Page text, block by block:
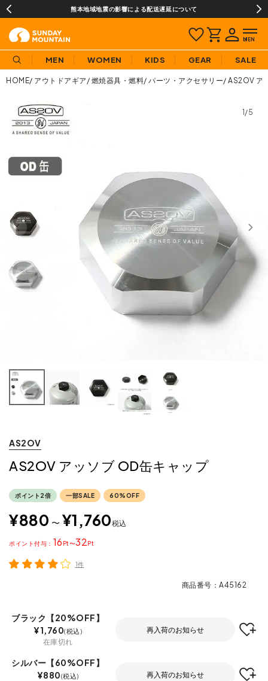
熊本地域地震の影響による配送遅延について
MEN WOMEN KIDS GEAR SALE
HOME アウトドアギア 燃焼器具・燃料 パーツ・アクセサリー AS2OV ア
1/5
AS2OV
AS2OV アッソブ OD缶キャップ
ポイント2倍 一部SALE 60%OFF
¥880 〜 ¥1,760税込
16 〜32
ポイント
1件
商品番号 A45162
ブラック【20%OFF】
¥1,760 税込
在庫切れ
再入荷のお知らせ
シルバー【60%OFF】
¥880 税込 再入荷のお知らせ